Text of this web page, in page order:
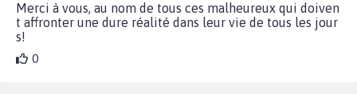
Merci à vous, au nom de tous ces malheureux qui doiven
t affronter une dure réalité dans leur vie de tous les jour
s!
0